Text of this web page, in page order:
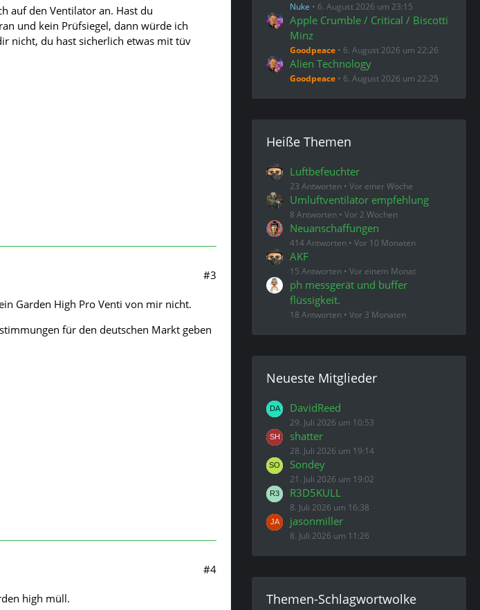
auf den Ventilator an. Hast du
und kein Prüfsiegel, dann würde ich
nicht, du hast sicherlich etwas mit tüv
#3
Garden High Pro Venti von mir nicht.
für den deutschen Markt geben
#4
high müll.
Nuke 6. August 2026 um 23:15
Apple Crumble / Critical / Biscotti
Minz
Goodpeace 6. August 2026 um 22:26
Alien Technology
Goodpeace 6. August 2026 um 22:25
Heiße Themen
Luftbefeuchter
23 Antworten Vor einer Woche
Umluftventilator empfehlung
8 Antworten Vor 2 Wochen
Neuanschaffungen
414 Antworten Vor 10 Monaten
AKF
15 Antworten Vor einem Monat
ph messgerät und buffer
flüssigkeit.
18 Antworten Vor 3 Monaten
Neueste Mitglieder
DavidReed
29. Juli 2026 um 10:53
shatter
28. Juli 2026 um 19:14
Sondey
21. Juli 2026 um 19:02
R3D5KULL
8. Juli 2026 um 16:38
jasonmiller
8. Juli 2026 um 11:26
Themen-Schlagwortwolke